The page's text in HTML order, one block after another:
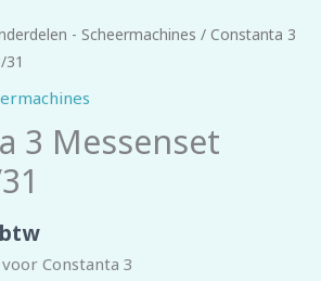
- Scheermachines / Constanta 3
31
3 Messenset
Constanta 3